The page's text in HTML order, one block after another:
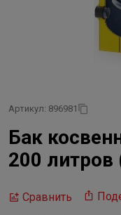
Артикул: 896981
Бак
200
Сравнить